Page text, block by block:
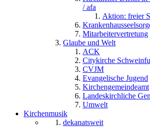
/ afa
Aktion: freier
Mitarbeitervertretung
Glaube und Welt
ACK
Citykirche
CVJM
Evangelische Jugend
Kirchengemeindeamt
Landeskirchliche
Umwelt
Kirchenmusik
dekanatsweit